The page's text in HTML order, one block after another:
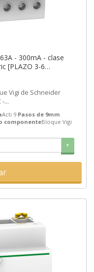
- 300mA - clase
[PLAZO 3-6
...
Acti 9 Pasos de 9mm
componenteBloque Vigi
+